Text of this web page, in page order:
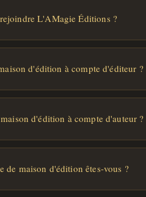
L'AMagie Éditions ?
d'édition à compte d'éditeur ?
d'édition à compte d'auteur ?
de maison d'édition êtes-vous ?